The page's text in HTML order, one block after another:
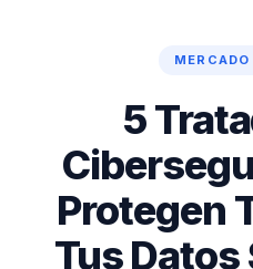
5
Protegen
Tus Datos